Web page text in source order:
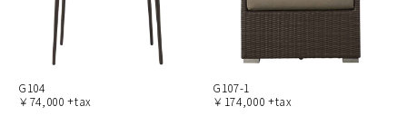
G104
￥74,000 +tax
G107-1
￥174,000 +tax